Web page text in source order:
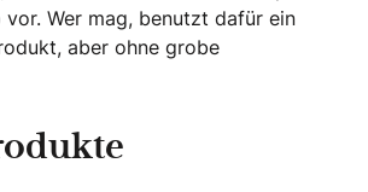
Wer mag, benutzt dafür ein
aber ohne grobe